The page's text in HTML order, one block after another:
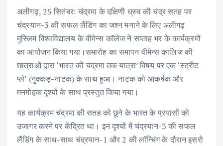
अलीगढ़, 25 सितंबरः चंद्रमा के दक्षिणी ध्रुव की चंद्र सतह पर
चंद्रयान-3 की सफल लैंडिंग का जश्न मनाने के लिए अलीगढ़
मुस्लिम विश्वविद्यालय के वीमेन्स कॉलेज ने सप्ताह भर के कार्यक्रमों
का आयोजन किया गया।समारोह का समापन वीमेन्स कालिज की
छात्राओं द्वारा ‘भारत की चंद्रमा तक यात्रा’ विषय पर एक ‘स्ट्रीट-
प्ले’ (नुक्कड़-नाटक) के साथ हुआ। नाटक को आकर्षक और
मनमोहक दृश्यों के साथ प्रस्तुत किया गया।
यह कार्यक्रम चंद्रमा की सतह को छूने के भारत के प्रयासों को
उजागर करने पर केंद्रित था। इन दृश्यों में चंद्रयान-3 की सफल
लैंडिंग के साथ-साथ चंद्रयान-1 और 2 की लॉन्चिंग के दौरान इसरो